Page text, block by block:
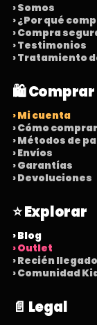
› Somos
› ¿Por qué
› Compra
› Testimonios
› Tratamiento
🛍️ Comprar
› Mi cuenta
› Cómo comprar
› Métodos de
› Envíos
› Garantías
› Devoluciones
⭐ Explorar
› Blog
› Outlet
› Recién
› Comunidad
📄 Legal